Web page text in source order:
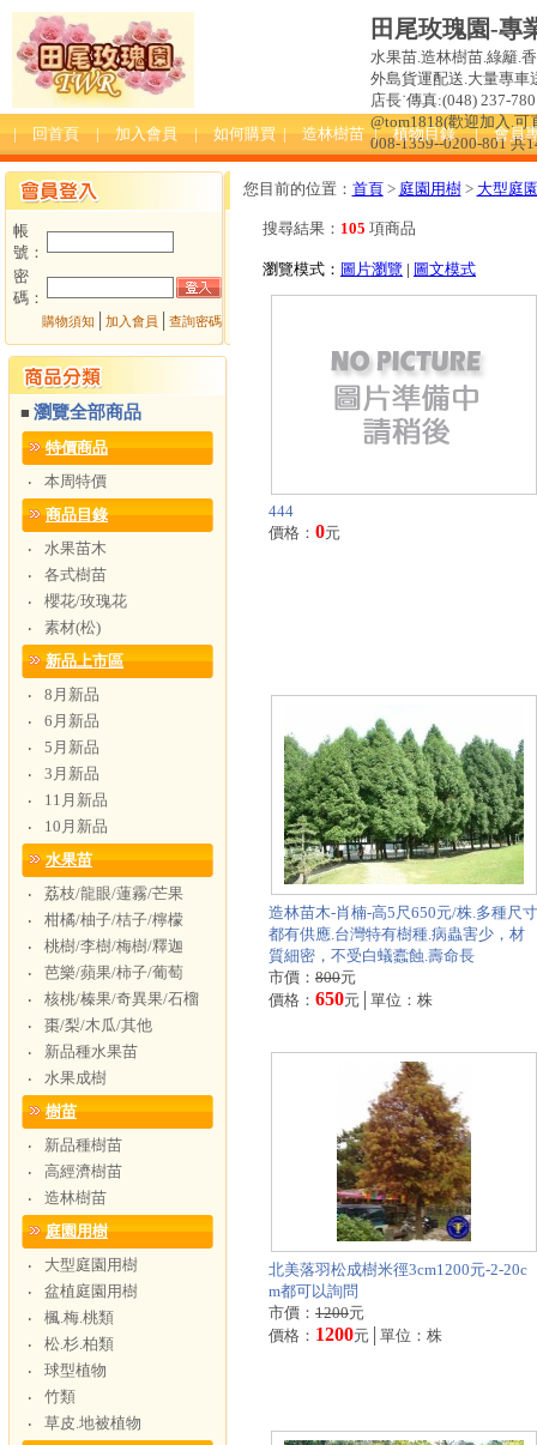
田尾玫瑰園-專
水果苗.造林樹苗.綠籬.
外島貨運配送.大量專車
店長˙傳真:(048) 237-
@tom1818(歡迎加入.
008-1359--0200-801 共
| 回首頁 | 加入會員 | 如何購買 | 造林樹苗 | 植物目錄 | 會員
帳
號：
密
碼：
購物須知 加入會員 查詢密碼
■ 瀏覽全部商品
特價商品
‧
本周特價
商品目錄
‧
水果苗木
‧
各式樹苗
‧
櫻花/玫瑰花
‧
素材(松)
新品上市區
‧
8月新品
‧
6月新品
‧
5月新品
‧
3月新品
‧
11月新品
‧
10月新品
水果苗
‧
荔枝/龍眼/蓮霧/芒果
‧
柑橘/柚子/桔子/檸檬
‧
桃樹/李樹/梅樹/釋迦
‧
芭樂/蘋果/柿子/葡萄
‧
核桃/榛果/奇異果/石榴
‧
棗/梨/木瓜/其他
‧
新品種水果苗
‧
水果成樹
樹苗
‧
新品種樹苗
‧
高經濟樹苗
‧
造林樹苗
庭園用樹
‧
大型庭園用樹
‧
盆植庭園用樹
‧
楓.梅.桃類
‧
松.杉.柏類
‧
球型植物
‧
竹類
‧
草皮.地被植物
您目前的位置： 首頁> 庭園用樹> 大型庭
搜尋結果： 105 項商品
瀏覽模式： 圖片瀏覽 | 圖文模式
444
價格： 0元
造林苗木-肖楠-高5尺650元/株.多種尺寸
都有供應.台灣特有樹種.病蟲害少，材
質細密，不受白蟻蠹蝕.壽命長
市價： 800元
價格： 650元│單位：株
北美落羽松成樹米徑3cm1200元-2-20c
m都可以詢問
市價： 1200元
價格： 1200元│單位：株